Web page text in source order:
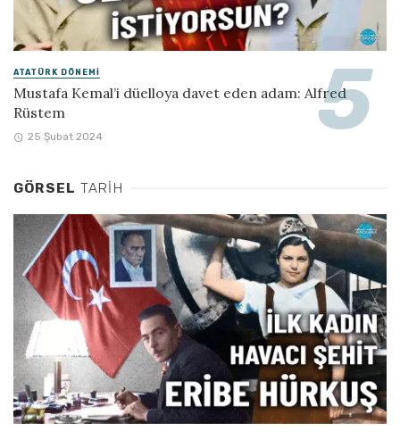
ATATÜRK DÖNEMI
Mustafa Kemal’i düelloya davet eden adam: Alfred
Rüstem
25 Şubat 2024
GÖRSEL TARIH